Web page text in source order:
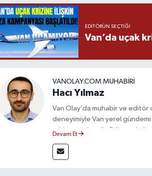
EDITÖRÜN SEÇTIĞI
Van’da uçak
VANOLAY.COM MUHABIRI
Hacı Yılmaz
Van Olay’da muhabir ve editör
deneyimiyle Van yerel
takip etmektedir. Editoryal
bilgilendirmektedir.
Devam Et